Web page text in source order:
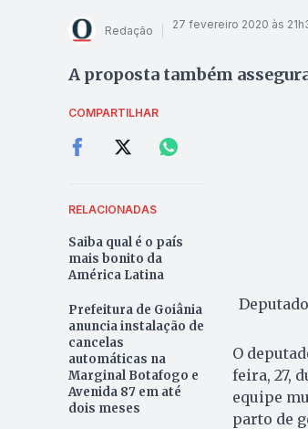
Redação 27 fevereiro 2020 às
A proposta também
COMPARTILHAR
RELACIONADAS
Saiba qual é o país
mais bonito da
América Latina
Prefeitura de Goiânia
anuncia instalação de
cancelas
automáticas na
Marginal Botafogo e
Avenida 87 em até
dois meses
O
feira, 27,
equipe
parto de